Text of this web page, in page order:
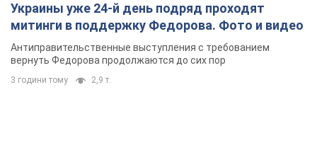
Украины уже 24-й день подряд проходят
митинги в поддержку Федорова. Фото и видео
Антиправительственные выступления с требованием
вернуть Федорова продолжаются до сих пор
3 години тому 2,9 т.